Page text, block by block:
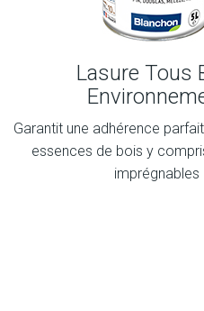
Lasure Tous
Garantit une adhérence
essences de bois y
imprégnables